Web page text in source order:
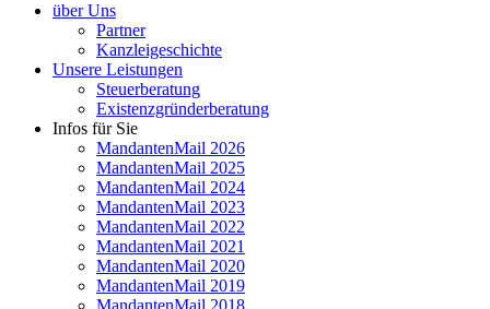
über Uns
Partner
Kanzleigeschichte
Unsere Leistungen
Steuerberatung
Existenzgründerberatung
Infos für Sie
MandantenMail 2026
MandantenMail 2025
MandantenMail 2024
MandantenMail 2023
MandantenMail 2022
MandantenMail 2021
MandantenMail 2020
MandantenMail 2019
MandantenMail 2018